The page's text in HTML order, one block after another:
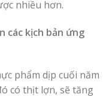
nhiều hơn.
các kịch bản ứng
phẩm dịp cuối năm
có thịt lợn, sẽ tăng